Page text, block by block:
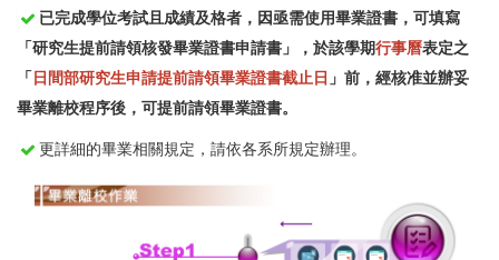
已完成學位考試且成績及格者，因亟需使用畢業證書，可填寫
「研究生提前請領核發畢業證書申請書」，於該學期行事曆表定之
「 日間部研究生申請提前請領畢業證書截止日 」前，經核准並辦妥
畢業離校程序後，可提前請領畢業證書。
更詳細的畢業相關規定，請依各系所規定辦理。